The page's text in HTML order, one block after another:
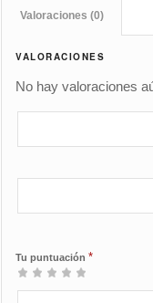
Valoraciones (0)
VALORACIONES
No hay valoraciones
Tu puntuación*
1
2 de
3 de 5
4 de 5
5 de 5